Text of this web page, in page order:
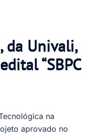
da Univali,
“SBPC
na
aprovado no